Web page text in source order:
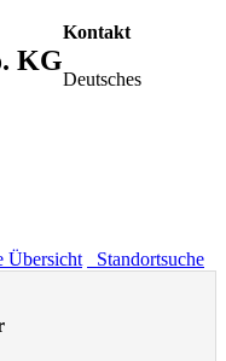
KG
Übersicht
Standortsuche
Kontakt
Deutsches